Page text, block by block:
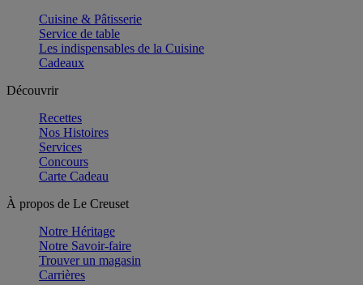
Cuisine & Pâtisserie
Service de table
Les indispensables de la Cuisine
Cadeaux
Découvrir
Recettes
Nos Histoires
Services
Concours
Carte Cadeau
À propos de Le Creuset
Notre Héritage
Notre Savoir-faire
Trouver un magasin
Carrières